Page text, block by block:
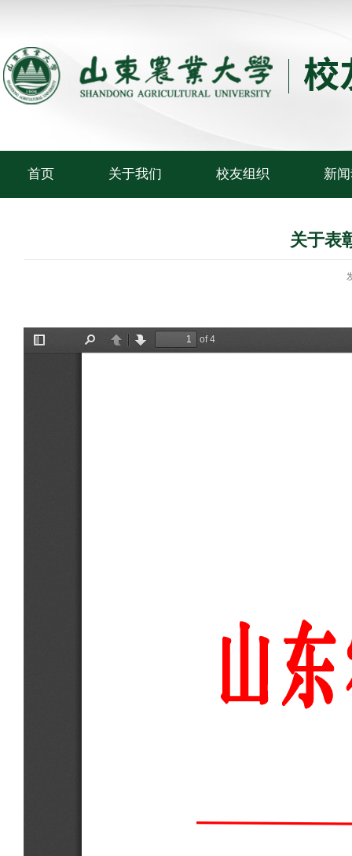
首页 关于我们 校友组织 新
关于表